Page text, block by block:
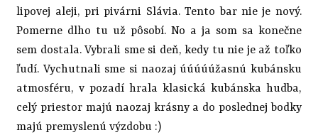
lipovej aleji, pri pivárni Slávia. Tento bar nie je nový.
Pomerne dlho tu už pôsobí. No a ja som sa konečne
sem dostala. Vybrali sme si deň, kedy tu nie je až toľko
ľudí. Vychutnali sme si naozaj úúúúúžasnú kubánsku
atmosféru, v pozadí hrala klasická kubánska hudba,
celý priestor majú naozaj krásny a do poslednej bodky
majú premyslenú výzdobu :)